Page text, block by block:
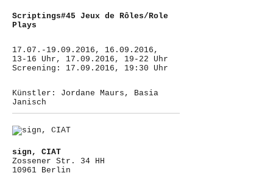
Scriptings#45 Jeux de Rôles/Role
Plays
17.07.-19.09.2016, 16.09.2016,
13-16 Uhr, 17.09.2016, 19-22 Uhr
Screening: 17.09.2016, 19:30 Uhr
Künstler: Jordane Maurs, Basia
Janisch
sign, CIAT
Zossener Str. 34 HH
10961 Berlin